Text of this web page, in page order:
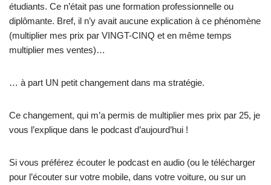
étudiants. Ce n’était pas une formation professionnelle ou
diplômante. Bref, il n’y avait aucune explication à ce phénomène
(multiplier mes prix par VINGT-CINQ et en même temps
multiplier mes ventes)…
… à part UN petit changement dans ma stratégie.
Ce changement, qui m’a permis de multiplier mes prix par 25, je
vous l’explique dans le podcast d’aujourd’hui !
Si vous préférez écouter le podcast en audio (ou le télécharger
pour l’écouter sur votre mobile, dans votre voiture, ou sur un